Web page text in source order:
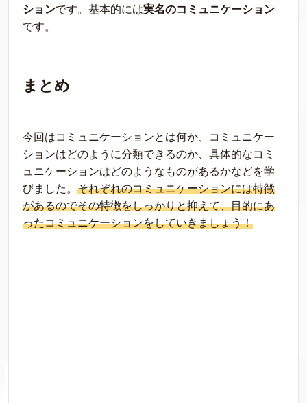
ションです。基本的には実名のコミュニケーション
です。
まとめ
今回はコミュニケーションとは何か、コミュニケー
ションはどのように分類できるのか、具体的なコミ
ュニケーションはどのようなものがあるかなどを学
びました。 それぞれのコミュニケーションには特徴
があるのでその特徴をしっかりと抑えて、目的にあ
ったコミュニケーションをしていきましょう！